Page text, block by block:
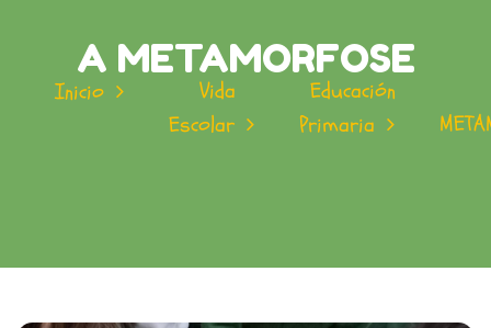
A METAMORFOSE
Inicio
Vida
Escolar
Educación
Primaria